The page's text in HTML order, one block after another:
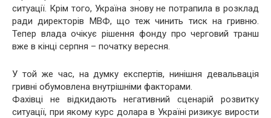
ситуації. Крім того, Україна знову не потрапила в розклад
ради директорів МВФ, що теж чинить тиск на гривню.
Тепер влада очікує рішення фонду про черговий транш
вже в кінці серпня – початку вересня.
У той же час, на думку експертів, нинішня девальвація
гривні обумовлена внутрішніми факторами.
Фахівці не відкидають негативний сценарій розвитку
ситуації, при якому курс долара в Україні ризикує вирости